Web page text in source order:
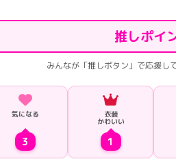
推しポイ
みんなが「推しボタン」で応援し
気になる
3
衣装
かわいい
1